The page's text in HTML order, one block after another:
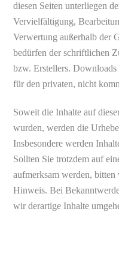
diesen Seiten unterliegen
Vervielfältigung,
Verwertung außerhalb der
bedürfen der schriftlichen
bzw. Erstellers.
für den privaten, nicht
Soweit die Inhalte auf
wurden, werden die
Insbesondere werden
Sollten Sie trotzdem auf
aufmerksam werden, bitten
Hinweis. Bei
wir derartige Inhalte